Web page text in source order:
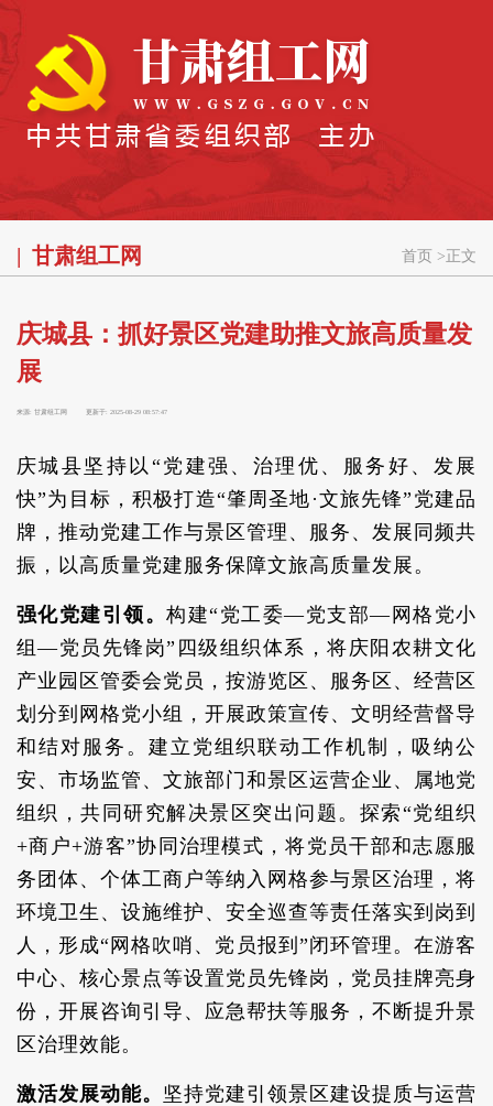
甘肃组工网 首页 > 正文
庆城县：抓好景区党建助推文旅高质量发
展
来源: 甘肃组工网 更新于: 2025-08-29 08:57:47
庆城县坚持以“党建强、治理优、服务好、发展
快”为目标，积极打造“肇周圣地·文旅先锋”党建品
牌，推动党建工作与景区管理、服务、发展同频共
振，以高质量党建服务保障文旅高质量发展。
强化党建引领。构建“党工委—党支部—网格党小
组—党员先锋岗”四级组织体系，将庆阳农耕文化
产业园区管委会党员，按游览区、服务区、经营区
划分到网格党小组，开展政策宣传、文明经营督导
和结对服务。建立党组织联动工作机制，吸纳公
安、市场监管、文旅部门和景区运营企业、属地党
组织，共同研究解决景区突出问题。探索“党组织
+商户+游客”协同治理模式，将党员干部和志愿服
务团体、个体工商户等纳入网格参与景区治理，将
环境卫生、设施维护、安全巡查等责任落实到岗到
人，形成“网格吹哨、党员报到”闭环管理。在游客
中心、核心景点等设置党员先锋岗，党员挂牌亮身
份，开展咨询引导、应急帮扶等服务，不断提升景
区治理效能。
激活发展动能。 坚持党建引领景区建设提质与运营